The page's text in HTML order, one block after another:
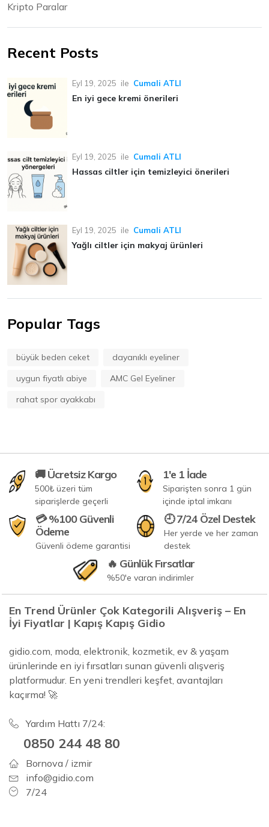
Kripto Paralar
Recent Posts
Eyl 19, 2025 ile Cumali ATLI
En iyi gece kremi önerileri
Eyl 19, 2025 ile Cumali ATLI
Hassas ciltler için temizleyici önerileri
Eyl 19, 2025 ile Cumali ATLI
Yağlı ciltler için makyaj ürünleri
Popular Tags
büyük beden ceket
dayanıklı eyeliner
uygun fiyatlı abiye
AMC Gel Eyeliner
rahat spor ayakkabı
🚚 Ücretsiz Kargo
500₺ üzeri tüm
siparişlerde geçerli
1'e 1 İade
Siparişten sonra 1 gün
içinde iptal imkanı
💳 %100 Güvenli
Ödeme
Güvenli ödeme garantisi
🕘 7/24 Özel Destek
Her yerde ve her zaman
destek
🔥 Günlük Fırsatlar
%50'e varan indirimler
En Trend Ürünler Çok Kategorili Alışveriş – En
İyi Fiyatlar | Kapış Kapış Gidio
gidio.com, moda, elektronik, kozmetik, ev & yaşam
ürünlerinde en iyi fırsatları sunan güvenli alışveriş
platformudur. En yeni trendleri keşfet, avantajları
kaçırma! 🚀
Yardım Hattı 7/24:
0850 244 48 80
Bornova / izmir
info@gidio.com
7/24